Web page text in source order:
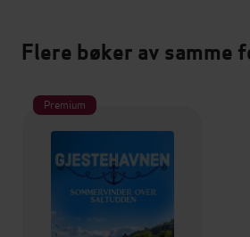
Flere bøker av samme
Premium